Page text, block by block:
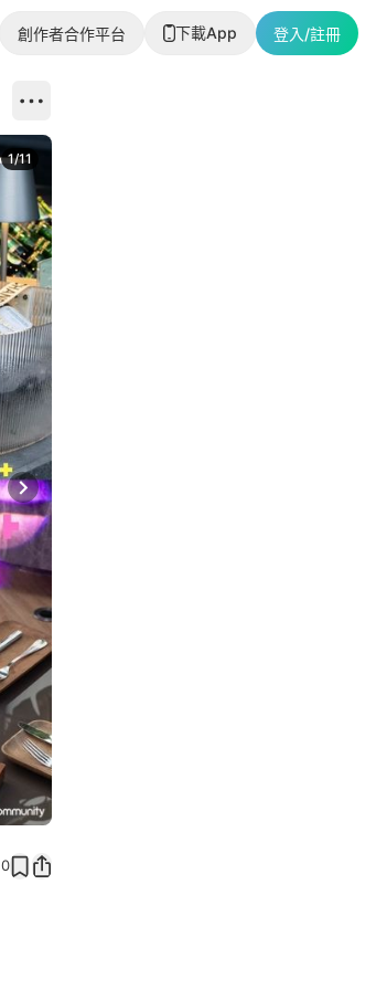
創作者合作平台 下載App 登入/註冊
Next slide
1/11
0